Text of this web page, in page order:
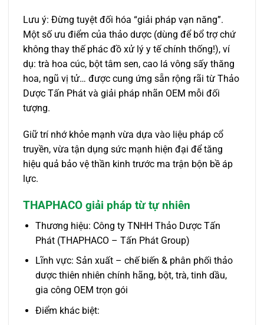
Lưu ý: Đừng tuyệt đối hóa “giải pháp vạn năng”.
Một số ưu điểm của thảo dược (dùng để bổ trợ chứ
không thay thế phác đồ xử lý y tế chính thống!), ví
dụ: trà hoa cúc, bột tâm sen, cao lá vông sấy thăng
hoa, ngũ vị tử… được cung ứng sẵn rộng rãi từ Thảo
Dược Tấn Phát và giải pháp nhãn OEM mỗi đối
tượng.
Giữ trí nhớ khỏe mạnh vừa dựa vào liệu pháp cổ
truyền, vừa tận dụng sức mạnh hiện đại để tăng
hiệu quả bảo vệ thần kinh trước ma trận bộn bề áp
lực.
THAPHACO giải pháp từ tự nhiên
Thương hiệu: Công ty TNHH Thảo Dược Tấn
Phát (THAPHACO – Tấn Phát Group)
Lĩnh vực: Sản xuất – chế biến & phân phối thảo
dược thiên nhiên chính hãng, bột, trà, tinh dầu,
gia công OEM trọn gói
Điểm khác biệt: